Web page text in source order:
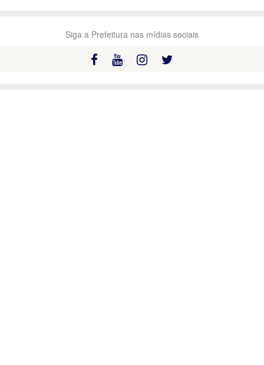
Siga a Prefeitura nas mídias sociais